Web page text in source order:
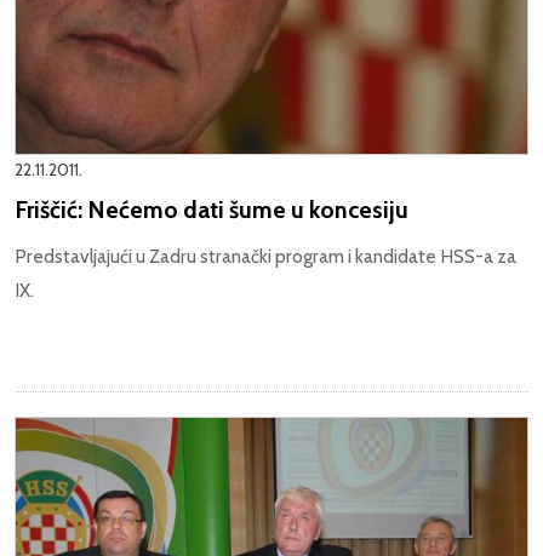
22.11.2011.
Friščić: Nećemo dati šume u koncesiju
Predstavljajući u Zadru stranački program i kandidate HSS-a za
IX.